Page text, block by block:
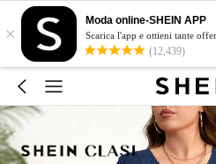
×
Moda online-SHEIN APP
Scarica l'app e ottieni tante
(12,439)